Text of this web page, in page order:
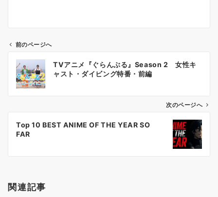
ビ
ン
前のページへ
TVアニメ『ぐらんぶる』Season 2 女性キ
ャスト・ダイビング特番・前編
次のページへ
Top 10 BEST ANIME OF THE YEAR SO
FAR
関連記事